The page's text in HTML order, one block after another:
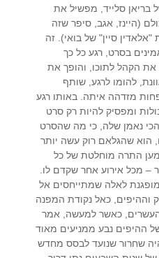
סלייד, מפשיל את
(היינז, אגב, סיפר שזה
סיין" של בואי). זה
בסרט, רגע כל כך
הקהל לתוכו, והופך את
להומו לרגע, שותף
מזדהה איתה. באותו רגע
ומפסיק להיות רק סרט
נאמן שלה, כי מה שהסרט
הוא שהגלאם רוק עשה יותר
התרה מוחלטת של כל
– מכל אירוע אחר שקדם לו.
לאלה שמתייחסים אל
וההיפים, כאל נקודת המפנה
כאשר למעשה, אמר
של ההיפים נבע ממניעים מאוד
שחרור שנועד לבסס מחדש